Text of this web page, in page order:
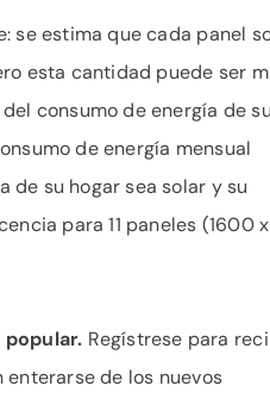
se estima que cada panel
esta cantidad puede ser
consumo de energía de
de energía mensual
de su hogar sea solar y su
para 11 paneles (1600 x
popular. Regístrese para
de los nuevos